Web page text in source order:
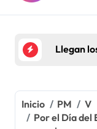
Llegan
Inicio PM
V
Por el Día del